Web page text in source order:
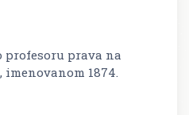
profesoru prava na
1874.